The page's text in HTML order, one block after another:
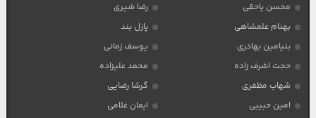
محسن یاحقی
رضا شیری
بهنام علمشاهی
پازل بند
بنیامین بهادری
یوسف زمانی
حجت اشرف زاده
محمد علیزاده
شهاب مظفری
گرشا رضایی
امین حبیبی
ایمان غلامی